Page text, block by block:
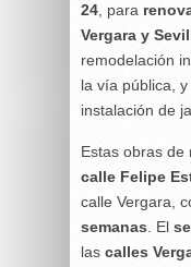
24 , para
Vergara y
remodelación
la vía pública,
instalación de
Estas obras de
calle Felipe
calle Vergara,
semanas . El
las calles